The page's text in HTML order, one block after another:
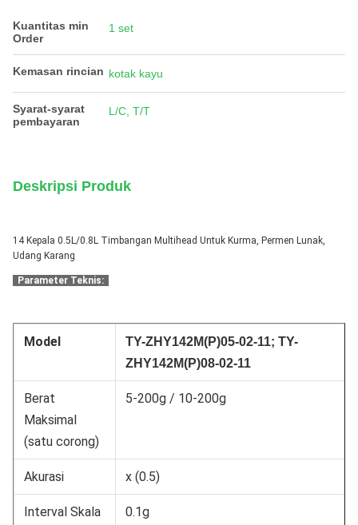
Kuantitas min
Order
1 set
Kemasan rincian kotak kayu
Syarat-syarat
pembayaran
L/C, T/T
Deskripsi Produk
14 Kepala 0.5L/0.8L Timbangan Multihead Untuk Kurma, Permen Lunak,
Udang Karang
Parameter Teknis:
Model TY-ZHY142M(P)05-02-11; TY-
ZHY142M(P)08-02-11
Berat
Maksimal
(satu corong)
5-200g / 10-200g
Akurasi x (0.5)
Interval Skala
0.1g